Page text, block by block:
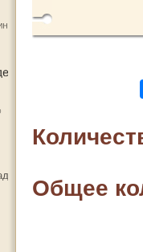
Общее